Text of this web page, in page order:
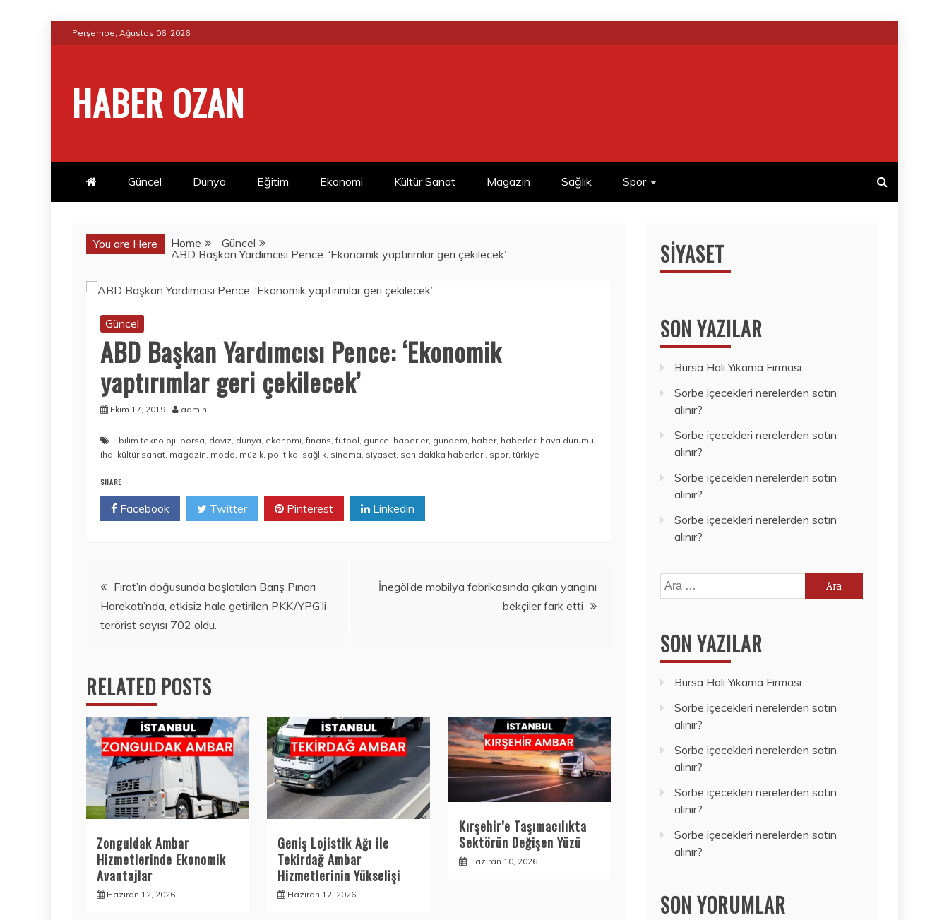
to
Perşembe, Ağustos 06, 2026
HABER OZAN
Güncel Dünya Eğitim Ekonomi Kültür Sanat Magazin Sağlık Spor
You are Here Home
Güncel
ABD Başkan Yardımcısı Pence: ‘Ekonomik yaptırımlar geri çekilecek’
Güncel
ABD Başkan Yardımcısı Pence: ‘Ekonomik
yaptırımlar geri çekilecek’
Ekim 17, 2019 admin
bilim teknoloji, borsa, döviz, dünya, ekonomi,finans,futbol, güncel haberler, gündem, haber, haberler, hava durumu,
iha, kültür sanat, magazin, moda, müzik, politika, sağlık, sinema, siyaset, son dakika haberleri, spor,türkiye
SHARE
Facebook Twitter Pinterest Linkedin
Yazı
gezinmesi
Fırat’ın doğusunda başlatılan Barış Pınarı
Harekatı’nda, etkisiz hale getirilen PKK/YPG’li
terörist sayısı 702 oldu.
İnegöl’de mobilya fabrikasında çıkan yangını
bekçiler fark etti
RELATED POSTS
Zonguldak Ambar
Hizmetlerinde Ekonomik
Avantajlar
Haziran 12, 2026
Geniş Lojistik Ağı ile
Tekirdağ Ambar
Hizmetlerinin Yükselişi
Haziran 12, 2026
Kırşehir’e Taşımacılıkta
Sektörün Değişen Yüzü
Haziran 10, 2026
SIYASET
SON YAZILAR
Bursa Halı Yıkama Firması
Sorbe içecekleri nerelerden satın
alınır?
Sorbe içecekleri nerelerden satın
alınır?
Sorbe içecekleri nerelerden satın
alınır?
Sorbe içecekleri nerelerden satın
alınır?
Arama:
SON YAZILAR
Bursa Halı Yıkama Firması
Sorbe içecekleri nerelerden satın
alınır?
Sorbe içecekleri nerelerden satın
alınır?
Sorbe içecekleri nerelerden satın
alınır?
Sorbe içecekleri nerelerden satın
alınır?
SON YORUMLAR